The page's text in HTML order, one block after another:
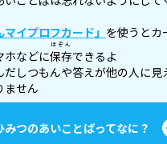
マイプロフカード」 を使うとカ
ホなどに保存
ほぞん
できるよ
しつもんや答えが他の人に見
ません
みつのあいことばってなに？